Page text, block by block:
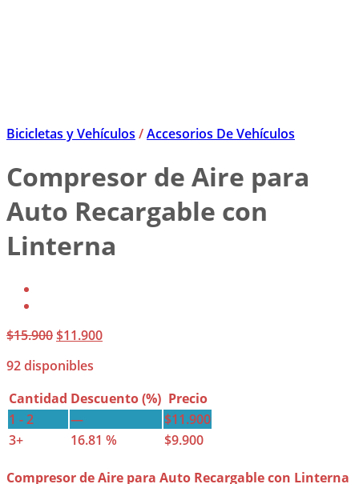
Bicicletas y Vehículos /Accesorios De Vehículos
Compresor de Aire para
Auto Recargable con
Linterna
$15.900El
original
$15.900.
$11.900El
$11.900.
92 disponibles
Cantidad Descuento (%) Precio
1 - 2
— $11.900
3+
16.81 % $9.900
Compresor de Aire para Auto Recargable con Linterna